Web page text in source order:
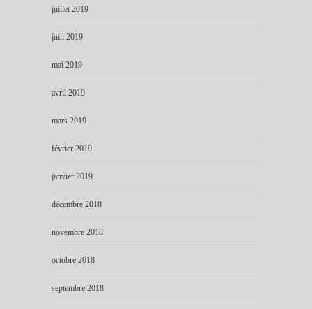
juillet 2019
juin 2019
mai 2019
avril 2019
mars 2019
février 2019
janvier 2019
décembre 2018
novembre 2018
octobre 2018
septembre 2018